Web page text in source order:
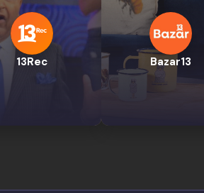
13Rec Bazar13